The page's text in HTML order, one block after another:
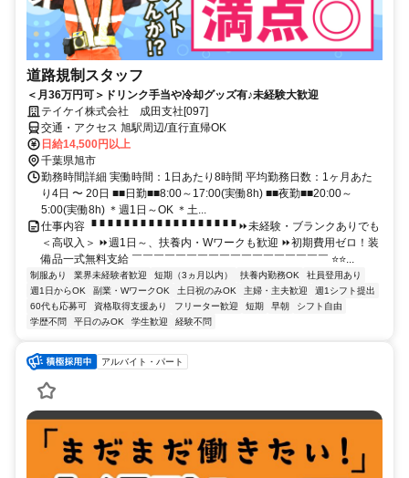
道路規制スタッフ
＜月36万円可＞ドリンク手当や冷却グッズ有♪未経験大歓迎
テイケイ株式会社 成田支社[097]
交通・アクセス 旭駅周辺/直行直帰OK
日給14,500円以上
千葉県旭市
勤務時間詳細 実働時間：1日あたり8時間 平均勤務日数：1ヶ月あた
り4日 〜 20日 ■■日勤■■8:00～17:00(実働8h) ■■夜勤■■20:00～
5:00(実働8h) ＊週1日～OK ＊土...
仕事内容 ▝▝▝▝▝▝▝▝▝▝▝▝▝▝▝▝▝▝ ⏩未経験・ブランクありでも
＜高収入＞ ⏩週1日～、扶養内・Wワークも歓迎 ⏩初期費用ゼロ！装
備品一式無料支給 ￣￣￣￣￣￣￣￣￣￣￣￣￣￣￣￣￣￣ ⭐⭐...
制服あり 業界未経験者歓迎 短期（3ヵ月以内） 扶養内勤務OK
社員登用あり
週1日からOK
副業・WワークOK 土日祝のみOK 主婦・主夫歓迎
週1シフト提出
60代も応募可
資格取得支援あり フリーター歓迎 短期 早朝
シフト自由
学歴不問
平日のみOK 学生歓迎 経験不問
アルバイト・パート